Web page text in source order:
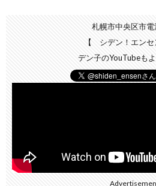
札幌市中央区市電
【 シデン！エン
デン子のYouTubeも